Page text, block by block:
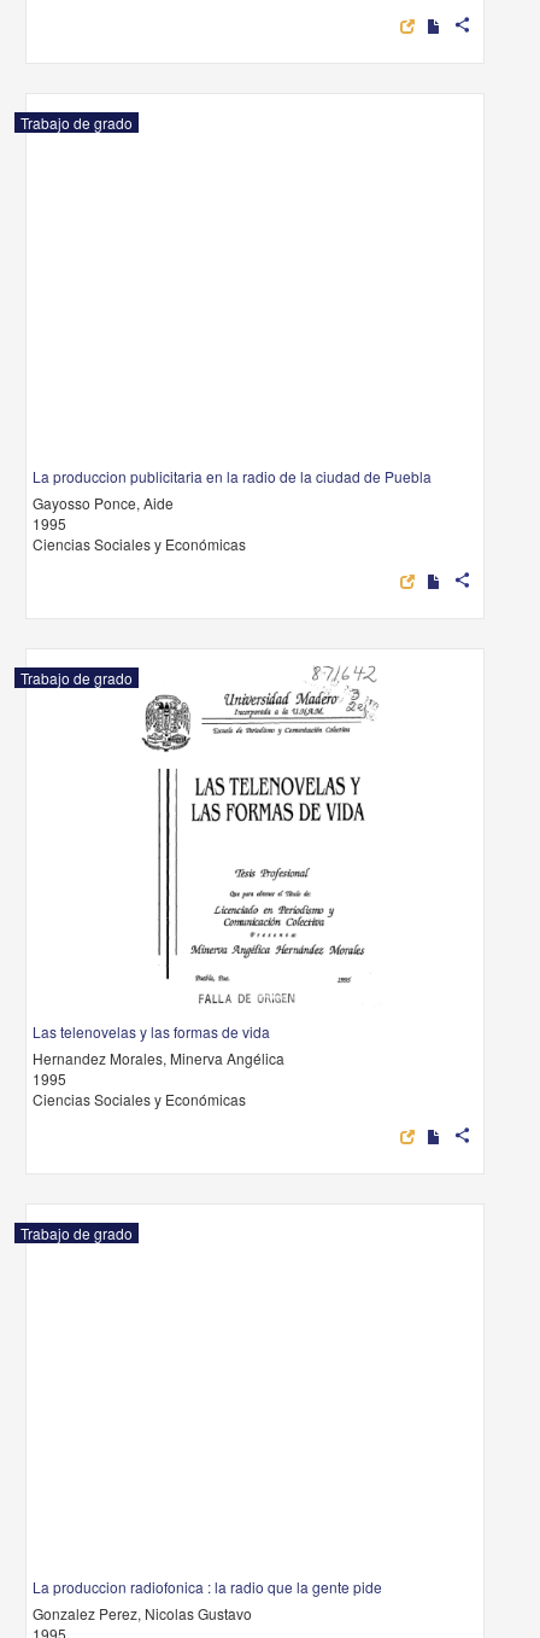
share
Trabajo de grado
La produccion publicitaria en la radio de la ciudad de Puebla
Gayosso Ponce, Aide
1995
Ciencias Sociales y Económicas
share
Trabajo de grado
Las telenovelas y las formas de vida
Hernandez Morales, Minerva Angélica
1995
Ciencias Sociales y Económicas
share
Trabajo de grado
La produccion radiofonica : la radio que la gente pide
Gonzalez Perez, Nicolas Gustavo
1995